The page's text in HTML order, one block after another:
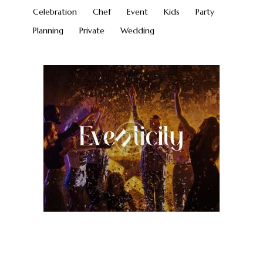
Celebration
Chef Event Kids
Party
Planning
Private Wedding